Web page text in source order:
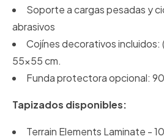
Soporte a cargas pesadas y
abrasivos
Cojínes decorativos incluidos:
55x55 cm.
Funda protectora opcional:
Tapizados disponibles:
Terrain Elements Laminate -